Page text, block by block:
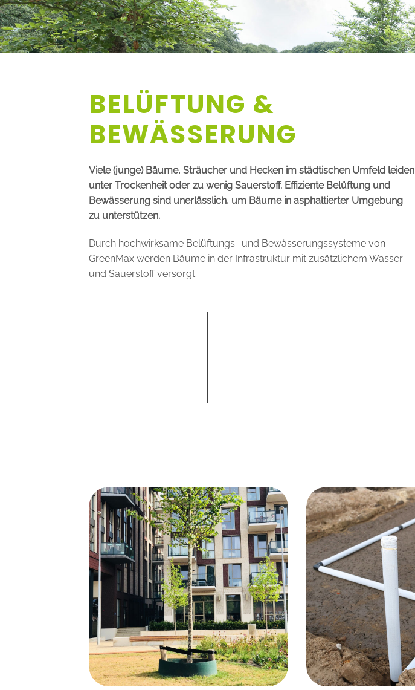
BELÜFTUNG &
BEWÄSSERUNG
Viele (junge) Bäume, Sträucher und Hecken im städtischen Umfeld leiden
unter Trockenheit oder zu wenig Sauerstoff. Effiziente Belüftung und
Bewässerung sind unerlässlich, um Bäume in asphaltierter Umgebung
zu unterstützen.
Durch hochwirksame Belüftungs- und Bewässerungssysteme von
GreenMax werden Bäume in der Infrastruktur mit zusätzlichem Wasser
und Sauerstoff versorgt.